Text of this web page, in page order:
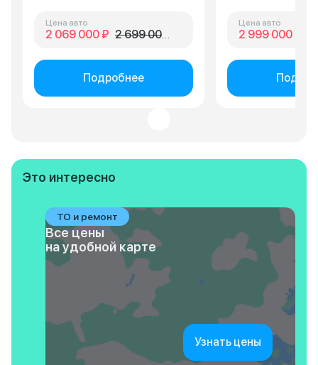
Цена авто
2 069 000 ₽ 2 699 000 ₽
Подробнее
Цена авто
2 999 000 ₽
Это интересно
ТО и ремонт
Все цены
на удобной карте
Узнать цены